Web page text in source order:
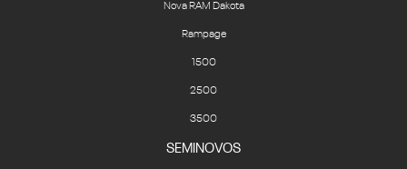
Nova RAM Dakota
Rampage
1500
2500
3500
SEMINOVOS